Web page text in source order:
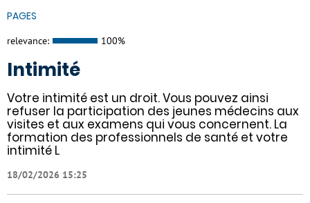
PAGES
relevance: 100%
Intimité
Votre intimité est un droit. Vous pouvez ainsi
refuser la participation des jeunes médecins aux
visites et aux examens qui vous concernent. La
formation des professionnels de santé et votre
intimité L
18/02/2026 15:25